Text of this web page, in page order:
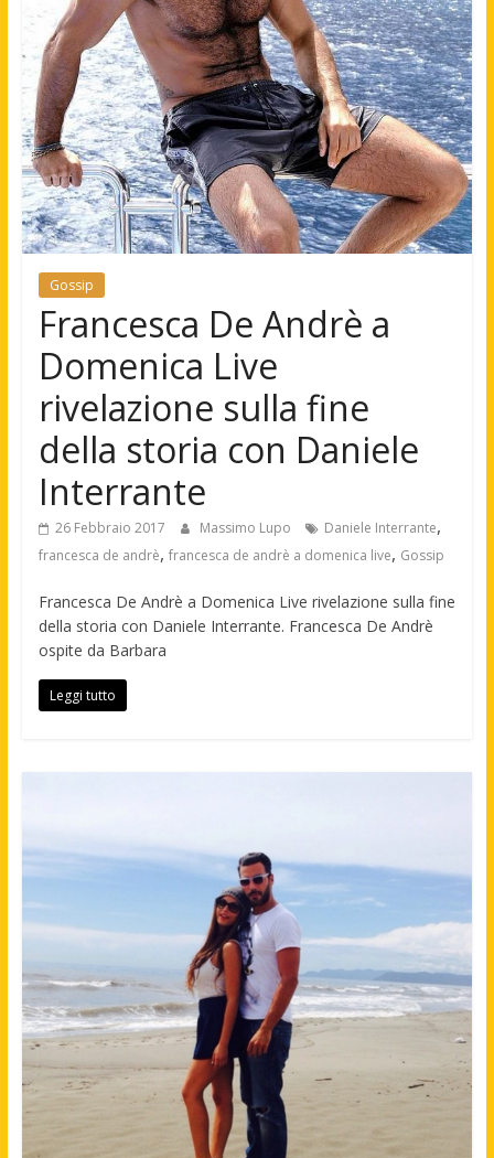
Gossip
Francesca De Andrè a
Domenica Live
rivelazione sulla fine
della storia con Daniele
Interrante
26 Febbraio 2017 Massimo Lupo Daniele Interrante,
francesca de andrè, francesca de andrè a domenica live, Gossip
Francesca De Andrè a Domenica Live rivelazione sulla fine
della storia con Daniele Interrante. Francesca De Andrè
ospite da Barbara
Leggi tutto